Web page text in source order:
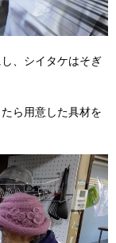
、シイタケはそぎ
ら用意した具材を